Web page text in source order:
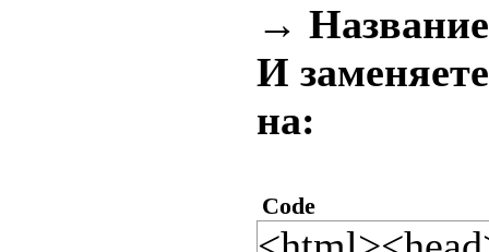
→
И
на:
Code